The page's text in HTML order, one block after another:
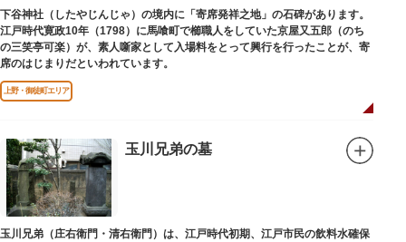
下谷神社（したやじんじゃ）の境内に「寄席発祥之地」の石碑があります。
江戸時代寛政10年（1798）に馬喰町で櫛職人をしていた京屋又五郎（のち
の三笑亭可楽）が、素人噺家として入場料をとって興行を行ったことが、寄
席のはじまりだといわれています。
上野・御徒町エリア
玉川兄弟の墓
玉川兄弟（庄右衛門・清右衛門）は、江戸時代初期、江戸市民の飲料水確保